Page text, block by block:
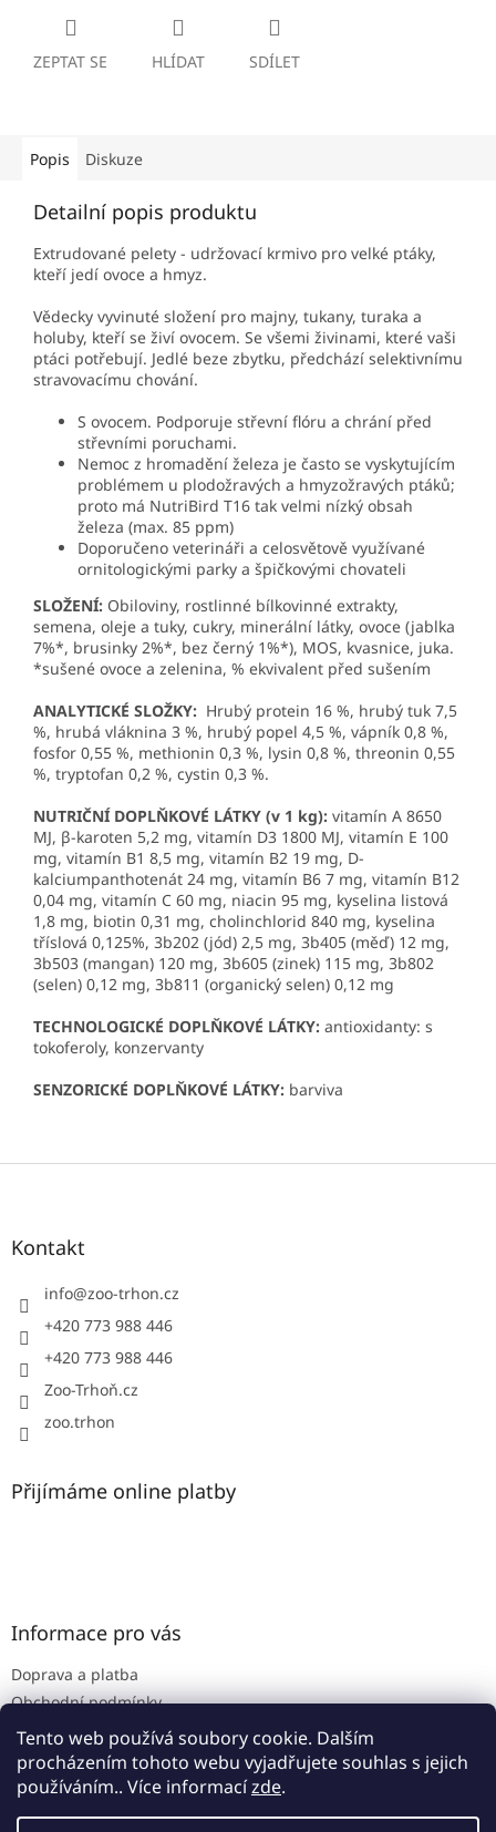
Tento web používá soubory cookie. Dalším
procházením tohoto webu vyjadřujete souhlas s jejich
používáním.. Více informacízde.
ZEPTAT SE HLÍDAT SDÍLET
Popis Diskuze
Detailní popis produktu
Extrudované pelety - udržovací krmivo pro velké ptáky,
kteří jedí ovoce a hmyz.
Vědecky vyvinuté složení pro majny, tukany, turaka a
holuby, kteří se živí ovocem. Se všemi živinami, které vaši
ptáci potřebují. Jedlé beze zbytku, předchází selektivnímu
stravovacímu chování.
S ovocem. Podporuje střevní flóru a chrání před
střevními poruchami.
Nemoc z hromadění železa je často se vyskytujícím
problémem u plodožravých a hmyzožravých ptáků;
proto má NutriBird T16 tak velmi nízký obsah
železa (max. 85 ppm)
Doporučeno veterináři a celosvětově využívané
ornitologickými parky a špičkovými chovateli
SLOŽENÍ: Obiloviny, rostlinné bílkovinné extrakty,
semena, oleje a tuky, cukry, minerální látky, ovoce (jablka
7%*, brusinky 2%*, bez černý 1%*), MOS, kvasnice, juka.
*sušené ovoce a zelenina, % ekvivalent před sušením
ANALYTICKÉ SLOŽKY: Hrubý protein 16 %, hrubý tuk 7,5
%, hrubá vláknina 3 %, hrubý popel 4,5 %, vápník 0,8 %,
fosfor 0,55 %, methionin 0,3 %, lysin 0,8 %, threonin 0,55
%, tryptofan 0,2 %, cystin 0,3 %.
NUTRIČNÍ DOPLŇKOVÉ LÁTKY (v 1 kg): vitamín A 8650
MJ, β-karoten 5,2 mg, vitamín D3 1800 MJ, vitamín E 100
mg, vitamín B1 8,5 mg, vitamín B2 19 mg, D-
kalciumpanthotenát 24 mg, vitamín B6 7 mg, vitamín B12
0,04 mg, vitamín C 60 mg, niacin 95 mg, kyselina listová
1,8 mg, biotin 0,31 mg, cholinchlorid 840 mg, kyselina
tříslová 0,125%, 3b202 (jód) 2,5 mg, 3b405 (měď) 12 mg,
3b503 (mangan) 120 mg, 3b605 (zinek) 115 mg, 3b802
(selen) 0,12 mg, 3b811 (organický selen) 0,12 mg
TECHNOLOGICKÉ DOPLŇKOVÉ LÁTKY: antioxidanty: s
tokoferoly, konzervanty
SENZORICKÉ DOPLŇKOVÉ LÁTKY: barviva
Z
Kontakt
info@zoo-trhon.cz
+420 773 988 446
+420 773 988 446
Zoo-Trhoň.cz
zoo.trhon
Přijímáme online platby
Informace pro vás
Doprava a platba
Obchodní podmínky
Podmínky ochrany osobních údajů